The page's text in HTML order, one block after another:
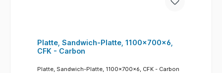
Platte, Sandwich-Platte, 1100x700x6,
CFK - Carbon
Platte, Sandwich-Platte, 1100x700x6, CFK - Carbon